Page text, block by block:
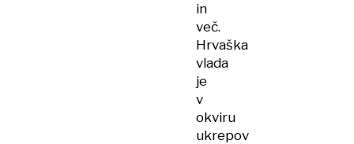
in
več.
Hrvaška
vlada
je
v
okviru
ukrepov